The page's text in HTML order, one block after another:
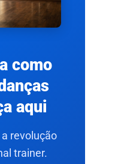
como
aqui
revolução
trainer.